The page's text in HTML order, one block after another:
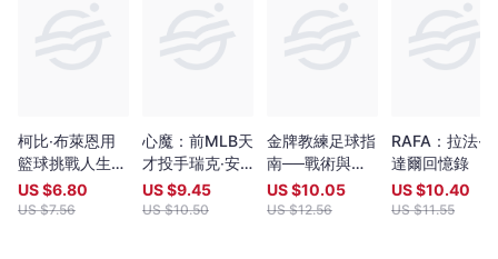
可．喬丹的著作，《生來張狂》找到了嶄新的角度來接觸那些我們
每天關注其職業生涯一舉一動的人們。拉森比先生在此書中以非常
聰明的角度，專注在布萊恩先生職業生涯最後幾個年頭上。」——
威爾．萊區，《華爾街日報》 「非讀不可。」——傑瑞米．沙
柯比‧布萊恩用
籃球挑戰人生：
從童年到退休，
超越極限和成就
US $6.80
US $7.56
心魔：前MLB天
才投手瑞克‧安
基爾的運動「失
憶」錄
US $9.45
US $10.50
金牌教練足球指
南──戰術與訓
練
US $10.05
US $12.56
RAFA：拉法‧納
達爾回憶錄
US $10.40
US $11.55